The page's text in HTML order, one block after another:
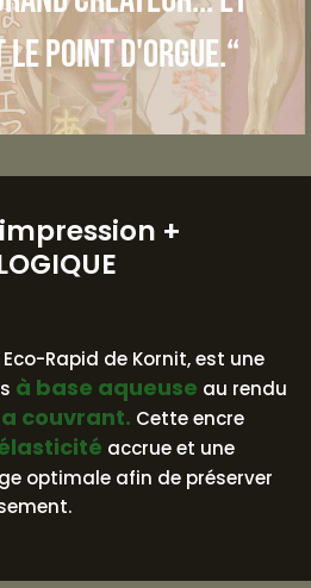
le point d'orgue.“
+
Rapid de Kornit, est une
à base aqueuse au rendu
couvrant. Cette encre
accrue et une
optimale afin de préserver